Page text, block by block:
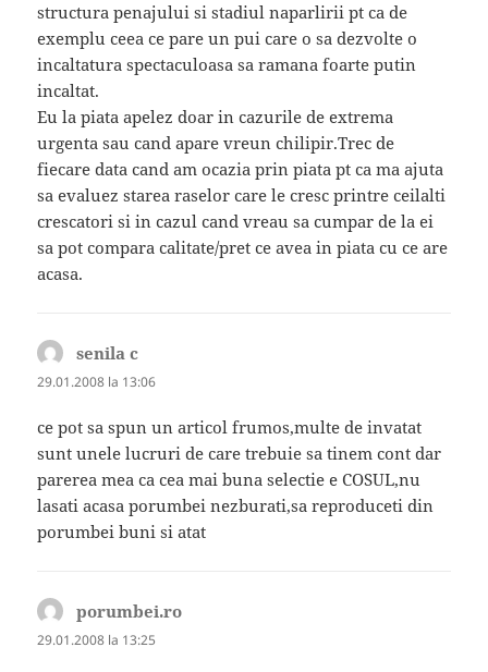
structura penajului si stadiul naparlirii pt ca de
exemplu ceea ce pare un pui care o sa dezvolte o
incaltatura spectaculoasa sa ramana foarte putin
incaltat.
Eu la piata apelez doar in cazurile de extrema
urgenta sau cand apare vreun chilipir.Trec de
fiecare data cand am ocazia prin piata pt ca ma ajuta
sa evaluez starea raselor care le cresc printre ceilalti
crescatori si in cazul cand vreau sa cumpar de la ei
sa pot compara calitate/pret ce avea in piata cu ce are
acasa.
senila c
29.01.2008 la 13:06
ce pot sa spun un articol frumos,multe de invatat
sunt unele lucruri de care trebuie sa tinem cont dar
parerea mea ca cea mai buna selectie e COSUL,nu
lasati acasa porumbei nezburati,sa reproduceti din
porumbei buni si atat
porumbei.ro
29.01.2008 la 13:25